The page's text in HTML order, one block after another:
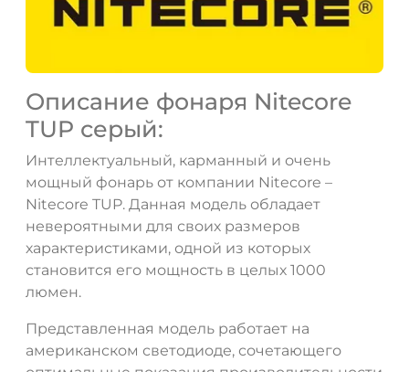
Описание фонаря Nitecore
TUP серый:
Интеллектуальный, карманный и очень
мощный фонарь от компании Nitecore –
Nitecore TUP. Данная модель обладает
невероятными для своих размеров
характеристиками, одной из которых
становится его мощность в целых 1000
люмен.
Представленная модель работает на
американском светодиоде, сочетающего